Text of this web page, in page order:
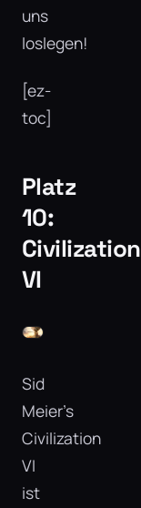
uns
loslegen!
[ez-
toc]
Platz
10:
Civilization
VI
Sid
Meier’s
Civilization
VI
ist